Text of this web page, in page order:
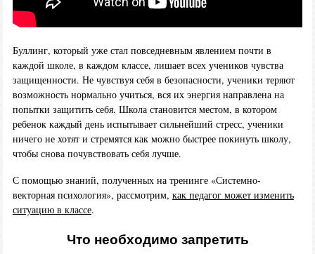
Буллинг, который уже стал повседневным явлением почти в
каждой школе, в каждом классе, лишает всех учеников чувства
защищенности. Не чувствуя себя в безопасности, ученики теряют
возможность нормально учиться, вся их энергия направлена на
попытки защитить себя. Школа становится местом, в котором
ребенок каждый день испытывает сильнейший стресс, ученики
ничего не хотят и стремятся как можно быстрее покинуть школу,
чтобы снова почувствовать себя лучше.
С помощью знаний, полученных на тренинге «Системно-
векторная психология», рассмотрим, как педагог может изменить
ситуацию в классе.
Что необходимо запретить